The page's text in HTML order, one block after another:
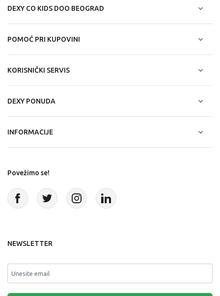
DEXY CO KIDS DOO BEOGRAD
POMOĆ PRI KUPOVINI
KORISNIČKI SERVIS
DEXY PONUDA
INFORMACIJE
Povežimo se!
NEWSLETTER